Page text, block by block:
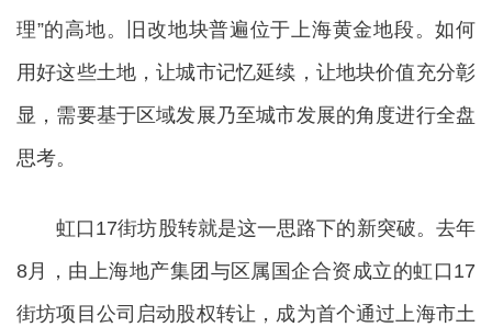
理”的高地。旧改地块普遍位于上海黄金地段。如何
用好这些土地，让城市记忆延续，让地块价值充分彰
显，需要基于区域发展乃至城市发展的角度进行全盘
思考。
虹口17街坊股转就是这一思路下的新突破。去年
8月，由上海地产集团与区属国企合资成立的虹口17
街坊项目公司启动股权转让，成为首个通过上海市土